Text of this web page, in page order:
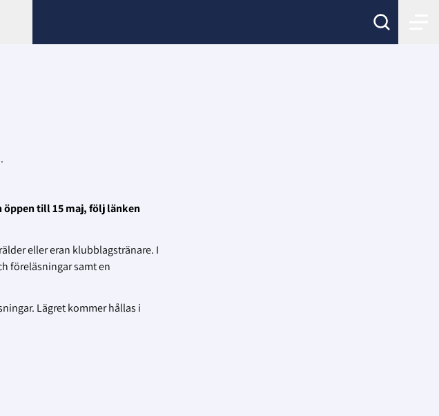
öppen till 15 maj, följ länken
eller eran klubblagstränare. I
föreläsningar samt en
Lägret kommer hållas i